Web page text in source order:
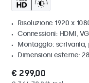
Risoluzione 1920 x
Connessioni: HDMI,
Montaggio: scrivania,
Dimensioni esterne:
€ 299,00